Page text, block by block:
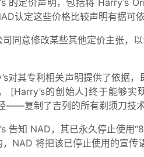
的定价声明，包括将 Harry’s
认定这些价格比较声明有据可
同意修改某些其他定价主张，
对其专利相关声明提供了依据
[Harry’s的创始人]终于能够实
复制了吉列的所有剃须刀技术
告知 NAD，其已永久停止使用
NAD 将把该已停止使用的宣传